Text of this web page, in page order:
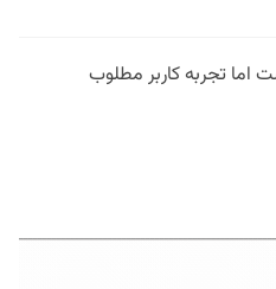
اما تجربه کاربر مطلوب